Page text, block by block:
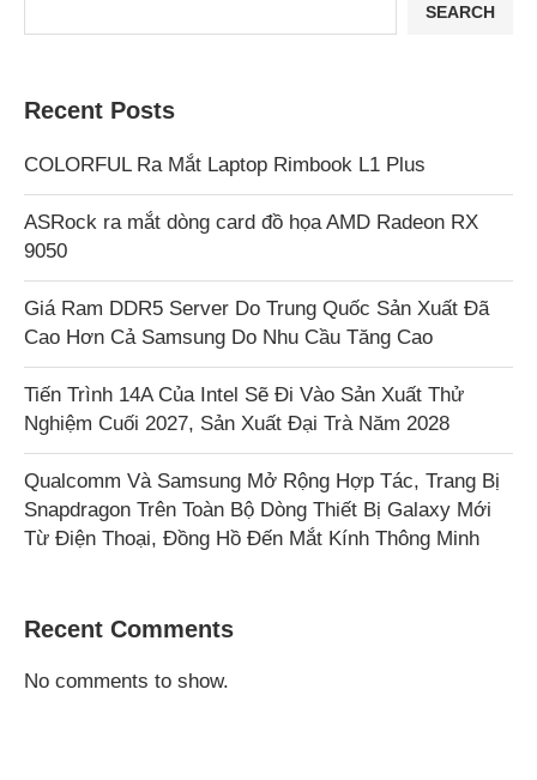
SEARCH
Recent Posts
COLORFUL Ra Mắt Laptop Rimbook L1 Plus
ASRock ra mắt dòng card đồ họa AMD Radeon RX
9050
Giá Ram DDR5 Server Do Trung Quốc Sản Xuất Đã
Cao Hơn Cả Samsung Do Nhu Cầu Tăng Cao
Tiến Trình 14A Của Intel Sẽ Đi Vào Sản Xuất Thử
Nghiệm Cuối 2027, Sản Xuất Đại Trà Năm 2028
Qualcomm Và Samsung Mở Rộng Hợp Tác, Trang Bị
Snapdragon Trên Toàn Bộ Dòng Thiết Bị Galaxy Mới
Từ Điện Thoại, Đồng Hồ Đến Mắt Kính Thông Minh
Recent Comments
No comments to show.